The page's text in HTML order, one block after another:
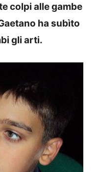
colpi alle gambe
ha subìto
gli arti.